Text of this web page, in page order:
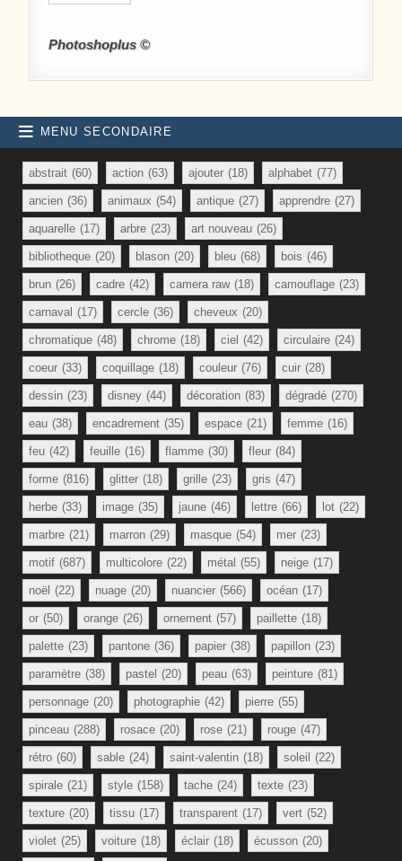
Photoshoplus ©
MENU SECONDAIRE
abstrait (60) action (63) ajouter (18) alphabet (77)
ancien (36) animaux (54) antique (27) apprendre (27)
aquarelle (17) arbre (23) art nouveau (26)
bibliotheque (20) blason (20) bleu (68) bois (46)
brun (26) cadre (42) camera raw (18) camouflage (23)
carnaval (17) cercle (36) cheveux (20)
chromatique (48) chrome (18) ciel (42) circulaire (24)
coeur (33) coquillage (18) couleur (76) cuir (28)
dessin (23) disney (44) décoration (83) dégradé (270)
eau (38) encadrement (35) espace (21) femme (16)
feu (42) feuille (16) flamme (30) fleur (84)
forme (816) glitter (18) grille (23) gris (47)
herbe (33) image (35) jaune (46) lettre (66) lot (22)
marbre (21) marron (29) masque (54) mer (23)
motif (687) multicolore (22) métal (55) neige (17)
noël (22) nuage (20) nuancier (566) océan (17)
or (50) orange (26) ornement (57) paillette (18)
palette (23) pantone (36) papier (38) papillon (23)
paramètre (38) pastel (20) peau (63) peinture (81)
personnage (20) photographie (42) pierre (55)
pinceau (288) rosace (20) rose (21) rouge (47)
rétro (60) sable (24) saint-valentin (18) soleil (22)
spirale (21) style (158) tache (24) texte (23)
texture (20) tissu (17) transparent (17) vert (52)
violet (25) voiture (18) éclair (18) écusson (20)